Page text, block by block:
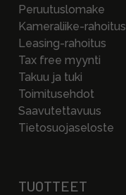
Peruutuslomake
Kameraliike-rahoitus
Leasing-rahoitus
Tax free myynti
Takuu ja tuki
Toimitusehdot
Saavutettavuus
Tietosuojaseloste
TUOTTEET